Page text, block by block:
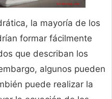
la mayoría de los
formar fácilmente
que describan los
algunos pueden
puede realizar la